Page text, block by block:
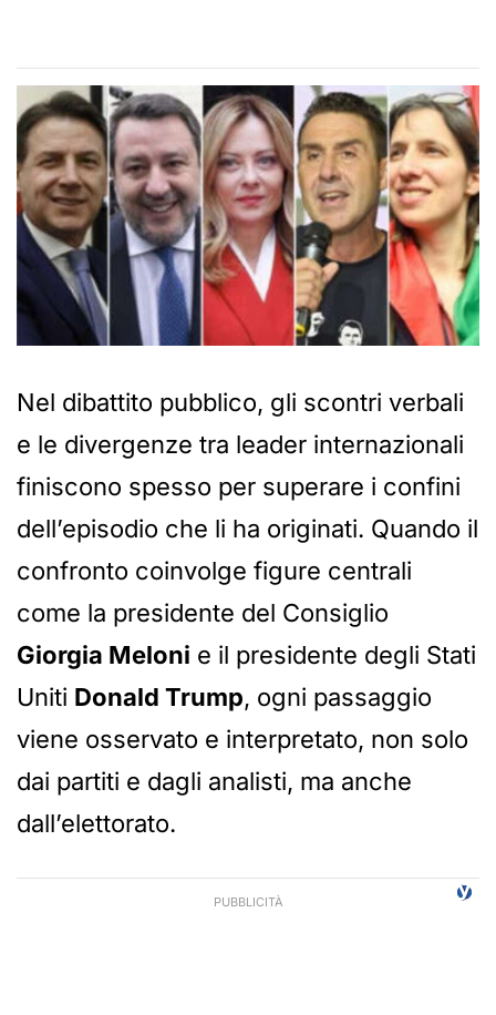
Nel dibattito pubblico, gli scontri verbali
e le divergenze tra leader internazionali
finiscono spesso per superare i confini
dell’episodio che li ha originati. Quando il
confronto coinvolge figure centrali
come la presidente del Consiglio
Giorgia Meloni e il presidente degli Stati
Uniti Donald Trump, ogni passaggio
viene osservato e interpretato, non solo
dai partiti e dagli analisti, ma anche
dall’elettorato.